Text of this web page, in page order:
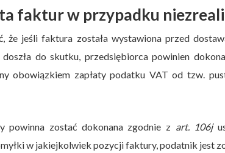
faktur w przypadku
że jeśli faktura została wystawiona przed
do skutku, przedsiębiorca powinien
obowiązkiem zapłaty podatku VAT od tzw.
powinna zostać dokonana zgodnie z art. 106j
w jakiejkolwiek pozycji faktury, podatnik jest